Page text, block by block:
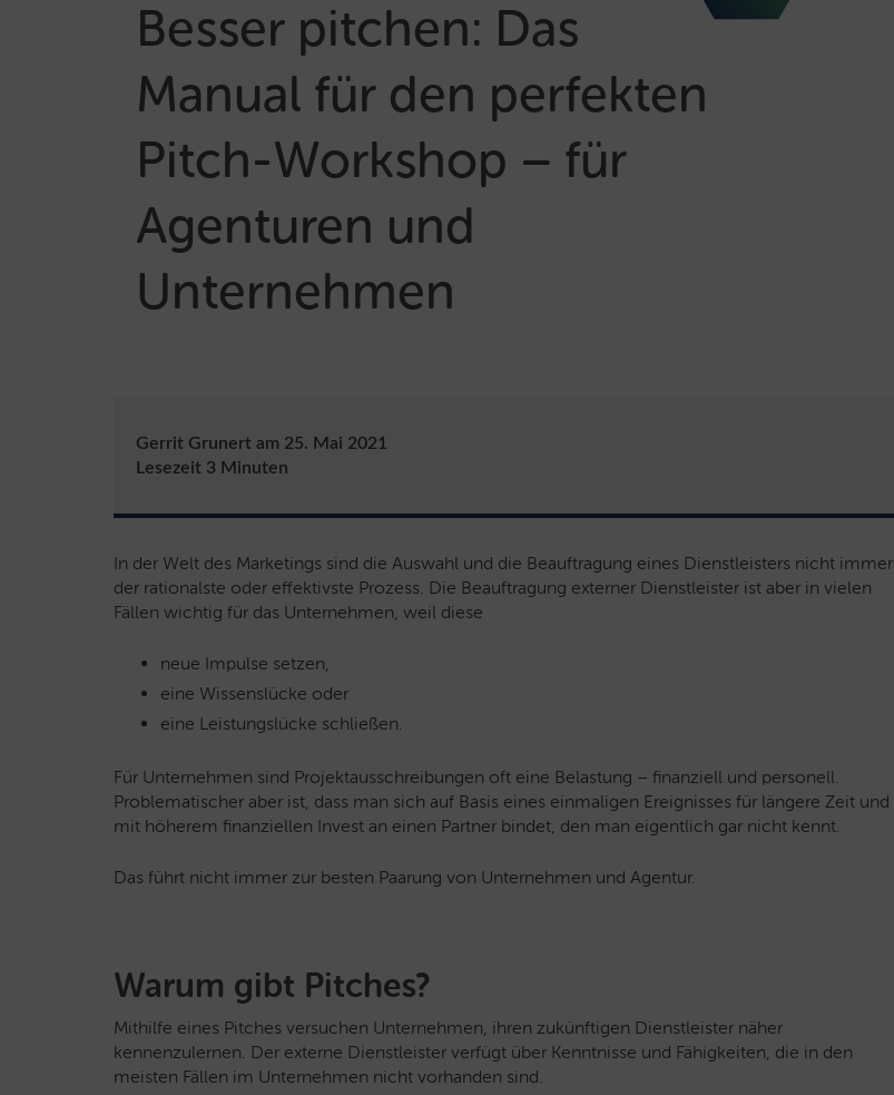
Besser pitchen: Das
Manual für den perfekten
Pitch-Workshop – für
Agenturen und
Unternehmen
Gerrit Grunert am 25. Mai 2021
Lesezeit 3 Minuten
In der Welt des Marketings sind die Auswahl und die Beauftragung eines Dienstleisters nicht immer
der rationalste oder effektivste Prozess. Die Beauftragung externer Dienstleister ist aber in vielen
Fällen wichtig für das Unternehmen, weil diese
neue Impulse setzen,
eine Wissenslücke oder
eine Leistungslücke schließen.
Für Unternehmen sind Projektausschreibungen oft eine Belastung – finanziell und personell.
Problematischer aber ist, dass man sich auf Basis eines einmaligen Ereignisses für längere Zeit und
mit höherem finanziellen Invest an einen Partner bindet, den man eigentlich gar nicht kennt.
Das führt nicht immer zur besten Paarung von Unternehmen und Agentur.
Warum gibt Pitches?
Mithilfe eines Pitches versuchen Unternehmen, ihren zukünftigen Dienstleister näher
kennenzulernen. Der externe Dienstleister verfügt über Kenntnisse und Fähigkeiten, die in den
meisten Fällen im Unternehmen nicht vorhanden sind.